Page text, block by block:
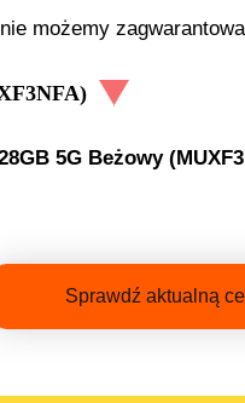
możemy
5G Beżowy
Sprawdź aktualną